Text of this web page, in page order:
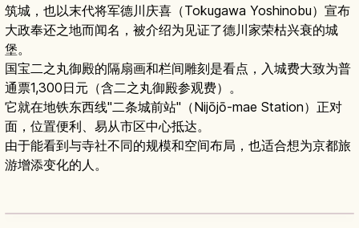
筑城，也以末代将军德川庆喜（Tokugawa Yoshinobu）宣布
大政奉还之地而闻名，被介绍为见证了德川家荣枯兴衰的城
堡。
国宝二之丸御殿的隔扇画和栏间雕刻是看点，入城费大致为普
通票1,300日元（含二之丸御殿参观费）。
它就在地铁东西线"二条城前站"（Nijōjō-mae Station）正对
面，位置便利、易从市区中心抵达。
由于能看到与寺社不同的规模和空间布局，也适合想为京都旅
游增添变化的人。
京都二条城：世界遗产名城的必看景点与参观要